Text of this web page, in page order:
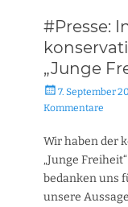
#Presse:
„Junge
Veröffentlicht
am
7. September
Kommentare
Wir haben der
„Junge
bedanken uns
unsere